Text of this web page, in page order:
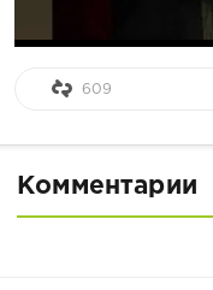
609
Комментарии